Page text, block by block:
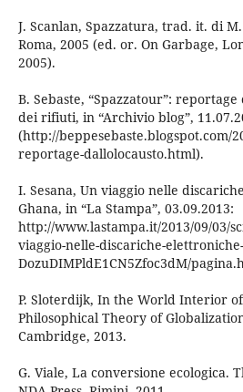
J. Scanlan, Spazzatura, trad. it. di
Roma, 2005 (ed. or. On Garbage,
2005).
B. Sebaste, “Spazzatour”:
dei rifiuti, in “Archivio blog”,
(http://beppesebaste.blogspot.com/
reportage-dallolocausto.html).
I. Sesana, Un viaggio nelle
Ghana, in “La Stampa”, 03.09.2013:
http://www.lastampa.it/2013/09/03/
viaggio-nelle-discariche-
DozuDIMPldE1CN5Zfoc3dM/
P. Sloterdijk, In the World Interior
Philosophical Theory of
Cambridge, 2013.
G. Viale, La conversione ecologica.